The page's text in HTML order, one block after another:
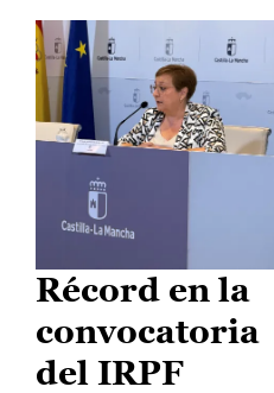
Récord en la
convocatoria
del IRPF